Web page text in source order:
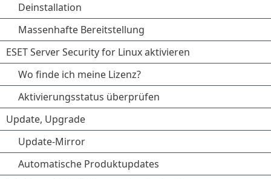
Deinstallation
Massenhafte Bereitstellung
ESET Server Security for Linux aktivieren
Wo finde ich meine Lizenz?
Aktivierungsstatus überprüfen
Update, Upgrade
Update-Mirror
Automatische Produktupdates